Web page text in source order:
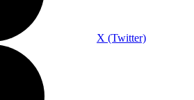
X (Twitter)